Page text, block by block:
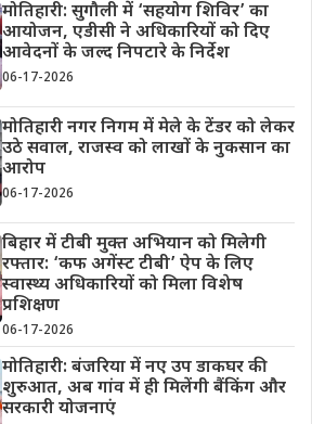
मोतिहारी: सुगौली में ‘सहयोग शिविर’ का
आयोजन, एडीसी ने अधिकारियों को दिए
आवेदनों के जल्द निपटारे के निर्देश
06-17-2026
मोतिहारी नगर निगम में मेले के टेंडर को लेकर
उठे सवाल, राजस्व को लाखों के नुकसान का
आरोप
06-17-2026
बिहार में टीबी मुक्त अभियान को मिलेगी
रफ्तार: ‘कफ अगेंस्ट टीबी’ ऐप के लिए
स्वास्थ्य अधिकारियों को मिला विशेष
प्रशिक्षण
06-17-2026
मोतिहारी: बंजरिया में नए उप डाकघर की
शुरुआत, अब गांव में ही मिलेंगी बैंकिंग और
सरकारी योजनाएं